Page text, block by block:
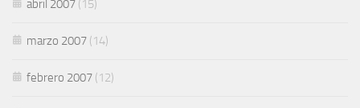
abril 2007 (15)
marzo 2007 (14)
febrero 2007 (12)